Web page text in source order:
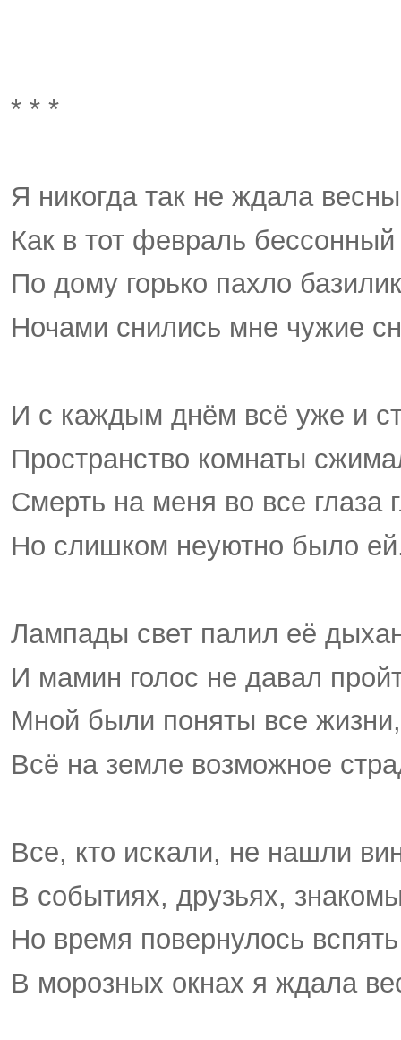
* * *
Я никогда так не ждала
Как в тот февраль
По дому горько пахло
Ночами снились мне чужие
И с каждым днём всё уже и
Пространство комнаты
Смерть на меня во все глаза
Но слишком неуютно было
Лампады свет палил её
И мамин голос не давал
Мной были поняты все
Всё на земле возможное
Все, кто искали, не нашли
В событиях, друзьях,
Но время повернулось
В морозных окнах я ждала